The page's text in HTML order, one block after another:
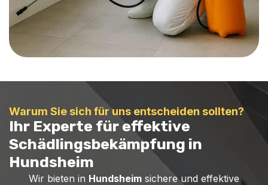
Warum Sie sich für uns entscheiden sollten?
Ihr Experte für effektive
Schädlingsbekämpfung in
Hundsheim
Wir bieten in Hundsheim sichere und effektive